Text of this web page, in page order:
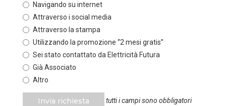
Navigando su internet
Attraverso i social media
Attraverso la stampa
Utilizzando la promozione “2 mesi gratis”
Sei stato contattato da Elettricità Futura
Già Associato
Altro
Invia richiesta tutti i campi sono obbligatori